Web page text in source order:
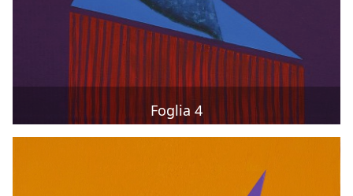
Foglia 4